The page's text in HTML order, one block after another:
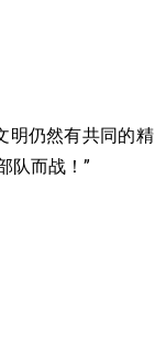
明仍然有共同的精
队而战！”